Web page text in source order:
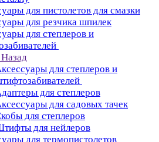
для пистолетов для смазки
для резчика шпилек
для степлеров и
Назад
для степлеров и
для степлеров
для садовых тачек
для степлеров
для нейлеров
для термопистолетов